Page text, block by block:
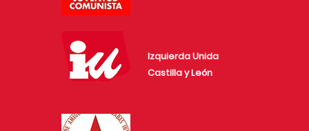
Izquierda Unida
Castilla y León